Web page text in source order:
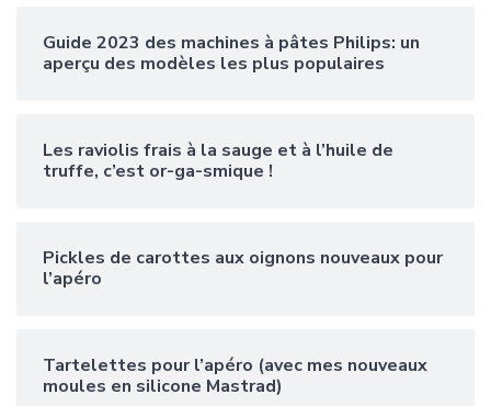
Guide 2023 des machines à pâtes Philips: un
aperçu des modèles les plus populaires
Les raviolis frais à la sauge et à l’huile de
truffe, c’est or-ga-smique !
Pickles de carottes aux oignons nouveaux pour
l’apéro
Tartelettes pour l’apéro (avec mes nouveaux
moules en silicone Mastrad)